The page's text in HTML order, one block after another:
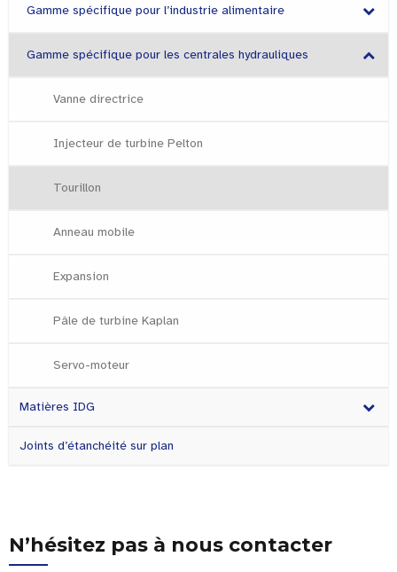
Gamme spécifique pour l’industrie alimentaire
Gamme spécifique pour les centrales hydrauliques
Vanne directrice
Injecteur de turbine Pelton
Tourillon
Anneau mobile
Expansion
Pâle de turbine Kaplan
Servo-moteur
Matières IDG
Joints d’étanchéité sur plan
N’hésitez pas à nous contacter